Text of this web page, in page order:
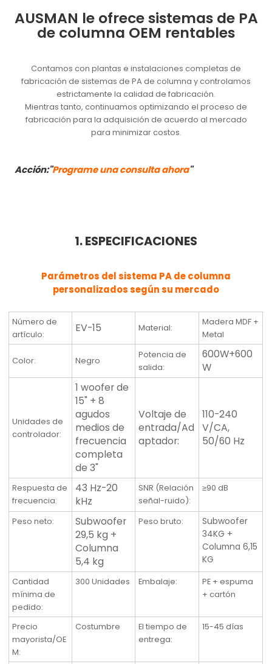
AUSMAN le ofrece sistemas de PA
de columna OEM rentables
Contamos con plantas e instalaciones completas de
fabricación de sistemas de PA de columna y controlamos
estrictamente la calidad de fabricación.
Mientras tanto, continuamos optimizando el proceso de
fabricación para la adquisición de acuerdo al mercado
para minimizar costos.
Acción:"Programe una consulta ahora"
1. ESPECIFICACIONES
Parámetros del sistema PA de columna
personalizados según su mercado
Número de
artículo:
EV-15 Material:
Madera MDF +
Metal
Color: Negro
Potencia de
salida:
600W+600
W
Unidades de
controlador:
1 woofer de
15" + 8
agudos
medios de
frecuencia
completa
de 3"
Voltaje de
entrada/Ad
aptador:
110-240
V/CA,
50/60 Hz
Respuesta de
frecuencia:
43 Hz-20
kHz
SNR (Relación
señal-ruido):
≥90 dB
Peso neto:
Subwoofer
29,5 kg +
Columna
5,4 kg
Peso bruto:
Subwoofer
34KG +
Columna 6,15
KG
Cantidad
mínima de
pedido:
300 Unidades Embalaje:
PE + espuma
+ cartón
Precio
mayorista/OE
M:
Costumbre
El tiempo de
entrega:
15-45 días